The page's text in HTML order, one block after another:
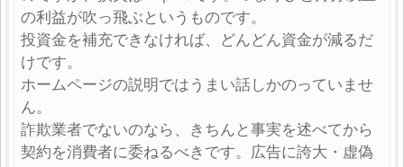
の利益が吹っ飛ぶというものです。
投資金を補充できなければ、どんどん資金が減るだ
けです。
ホームページの説明ではうまい話しかのっていませ
ん。
詐欺業者でないのなら、きちんと事実を述べてから
契約を消費者に委ねるべきです。広告に誇大・虚偽